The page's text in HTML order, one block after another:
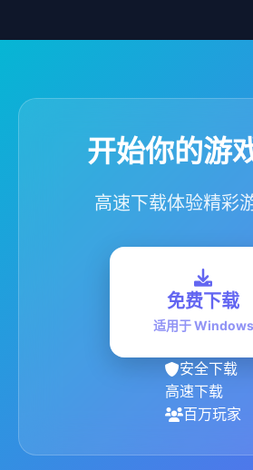
开始你的游
高速下载体验精彩
免费下载
适用于 Windows
安全下载
高速下载
百万玩家